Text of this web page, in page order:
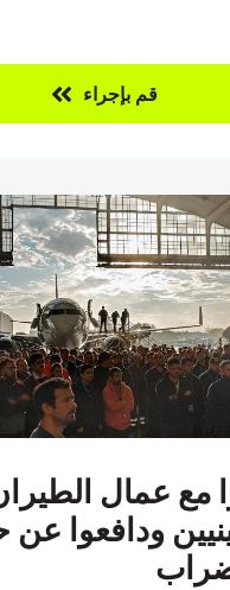
قم بإجراء
مع عمال
ودافعوا